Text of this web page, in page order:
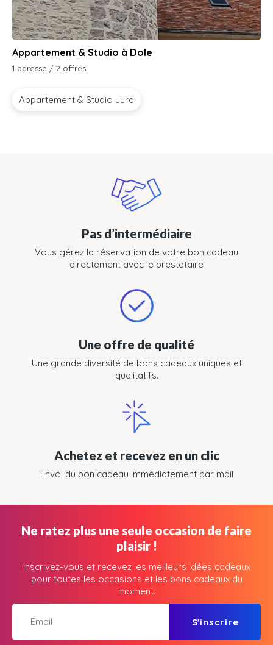
Appartement & Studio à Dole
1 adresse / 2 offres
Appartement & Studio Jura
Pas d’intermédiaire
Vous gérez la réservation de votre bon cadeau
directement avec le prestataire
Une offre de qualité
Une grande diversité de bons cadeaux uniques et
qualitatifs.
Achetez et recevez en un clic
Envoi du bon cadeau immédiatement par mail
Ne ratez plus une seule occasion de faire
plaisir !
Inscrivez-vous et recevez les meilleurs idées cadeaux
pour toutes les occasions et les bons cadeaux du
moment.
S'inscrire